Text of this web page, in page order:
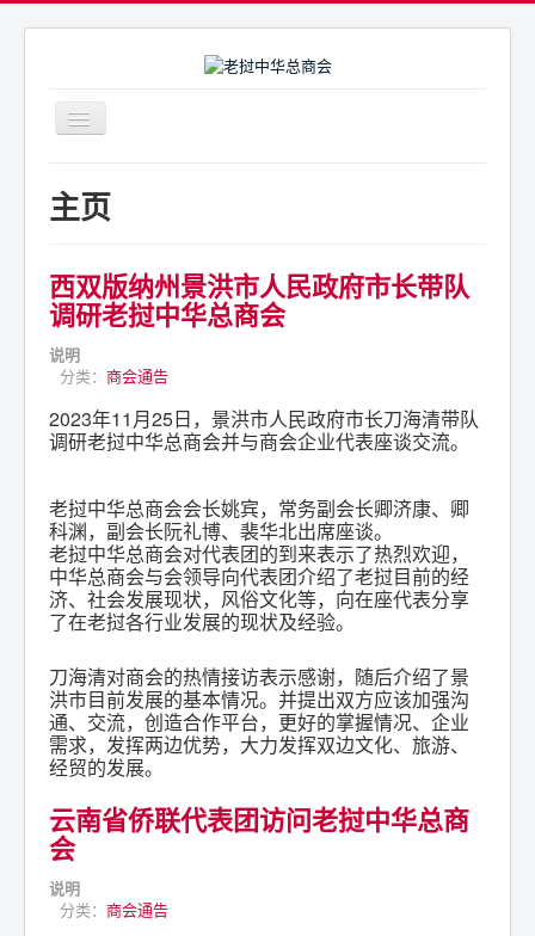
导
航
商会通告
联系我们
主页
西双版纳州景洪市人民政府市长带队
调研老挝中华总商会
说明
分类： 商会通告
2023年11月25日，景洪市人民政府市长刀海清带队
调研老挝中华总商会并与商会企业代表座谈交流。
老挝中华总商会会长姚宾，常务副会长卿济康、卿
科渊，副会长阮礼博、裴华北出席座谈。
老挝中华总商会对代表团的到来表示了热烈欢迎，
中华总商会与会领导向代表团介绍了老挝目前的经
济、社会发展现状，风俗文化等，向在座代表分享
了在老挝各行业发展的现状及经验。
刀海清对商会的热情接访表示感谢，随后介绍了景
洪市目前发展的基本情况。并提出双方应该加强沟
通、交流，创造合作平台，更好的掌握情况、企业
需求，发挥两边优势，大力发挥双边文化、旅游、
经贸的发展。
云南省侨联代表团访问老挝中华总商
会
说明
分类： 商会通告